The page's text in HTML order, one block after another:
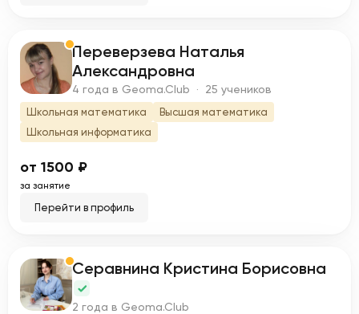
П
Переверзева Наталья
Александровна
4 года в Geoma.Club · 25 учеников
Школьная математика
Высшая математика
Школьная информатика
от 1500 ₽
за занятие
Перейти в профиль
С Серавнина Кристина Борисовна
2 года в Geoma.Club